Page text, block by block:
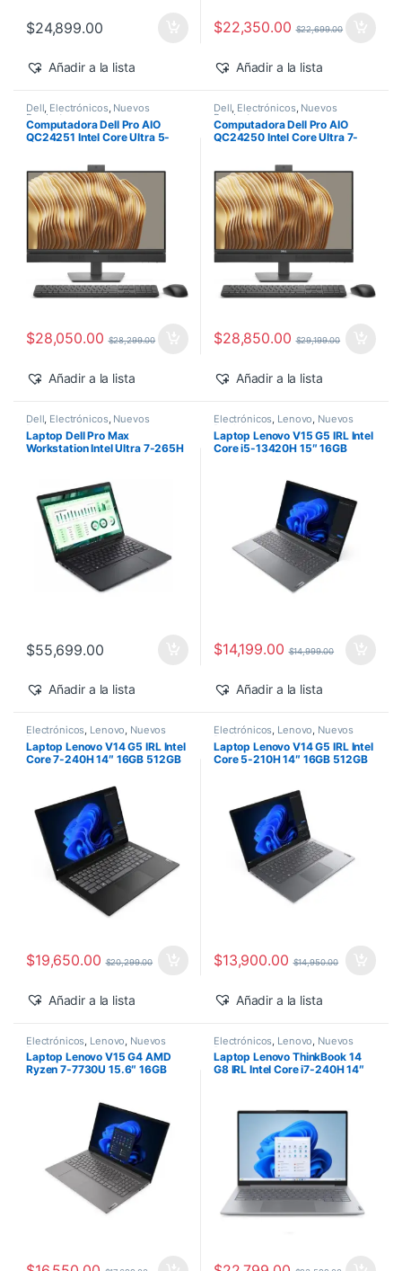
$24,899.00
Añadir a la lista
$22,350.00 $22,699.00
Añadir a la lista
Dell, Electrónicos, Nuevos
Productos
Computadora Dell Pro AIO
QC24251 Intel Core Ultra 5-
Windows 11 Pro
$28,050.00 $28,299.00
Añadir a la lista
Dell, Electrónicos, Nuevos
Productos
Computadora Dell Pro AIO
QC24250 Intel Core Ultra 7-
Windows 11 Pro
$28,850.00 $29,199.00
Añadir a la lista
Dell, Electrónicos, Nuevos
Productos
Laptop Dell Pro Max
Workstation Intel Ultra 7-265H
$55,699.00
Añadir a la lista
Electrónicos, Lenovo, Nuevos
Productos
Laptop Lenovo V15 G5 IRL Intel
Core i5-13420H 15″ 16GB
$14,199.00 $14,999.00
Añadir a la lista
Electrónicos Lenovo Nuevos
Laptop Lenovo V14 G5 IRL Intel
Core 7-240H 14″ 16GB 512GB
$19,650.00 $20,299.00
Añadir a la lista
Electrónicos Lenovo Nuevos
Laptop Lenovo V14 G5 IRL Intel
Core 5-210H 14″ 16GB 512GB
$13,900.00 $14,950.00
Añadir a la lista
Electrónicos Lenovo Nuevos
Productos
Laptop Lenovo V15 G4 AMD
Ryzen 7-7730U 15.6″ 16GB
Electrónicos Lenovo Nuevos
Productos
Laptop Lenovo ThinkBook 14
G8 IRL Intel Core i7-240H 14″